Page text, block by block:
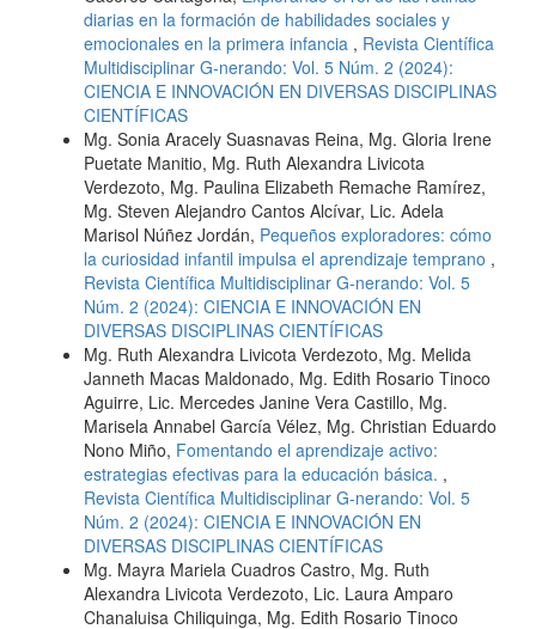
diarias en la formación de habilidades sociales y
emocionales en la primera infancia , Revista Científica
Multidisciplinar G-nerando: Vol. 5 Núm. 2 (2024):
CIENCIA E INNOVACIÓN EN DIVERSAS DISCIPLINAS
CIENTÍFICAS
Mg. Sonia Aracely Suasnavas Reina, Mg. Gloria Irene
Puetate Manitio, Mg. Ruth Alexandra Livicota
Verdezoto, Mg. Paulina Elizabeth Remache Ramírez,
Mg. Steven Alejandro Cantos Alcívar, Lic. Adela
Marisol Núñez Jordán, Pequeños exploradores: cómo
la curiosidad infantil impulsa el aprendizaje temprano ,
Revista Científica Multidisciplinar G-nerando: Vol. 5
Núm. 2 (2024): CIENCIA E INNOVACIÓN EN
DIVERSAS DISCIPLINAS CIENTÍFICAS
Mg. Ruth Alexandra Livicota Verdezoto, Mg. Melida
Janneth Macas Maldonado, Mg. Edith Rosario Tinoco
Aguirre, Lic. Mercedes Janine Vera Castillo, Mg.
Marisela Annabel García Vélez, Mg. Christian Eduardo
Nono Miño, Fomentando el aprendizaje activo:
estrategias efectivas para la educación básica. ,
Revista Científica Multidisciplinar G-nerando: Vol. 5
Núm. 2 (2024): CIENCIA E INNOVACIÓN EN
DIVERSAS DISCIPLINAS CIENTÍFICAS
Mg. Mayra Mariela Cuadros Castro, Mg. Ruth
Alexandra Livicota Verdezoto, Lic. Laura Amparo
Chanaluisa Chiliquinga, Mg. Edith Rosario Tinoco